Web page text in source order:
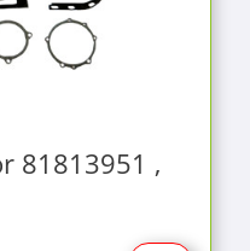
81813951 ,